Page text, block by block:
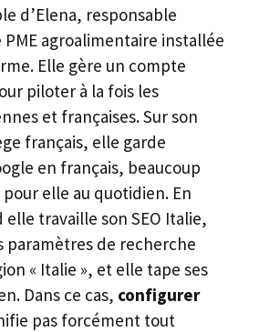
d’Elena, responsable
agroalimentaire installée
Elle gère un compte
piloter à la fois les
et françaises. Sur son
français, elle garde
en français, beaucoup
elle au quotidien. En
travaille son SEO Italie,
paramètres de recherche
« Italie », et elle tape ses
Dans ce cas, configurer
pas forcément tout